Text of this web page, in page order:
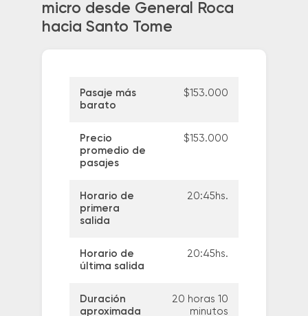
micro desde General Roca
hacia Santo Tome
Pasaje más
barato
$153.000
Precio
promedio de
pasajes
$153.000
Horario de
primera
salida
20:45hs.
Horario de
última salida
20:45hs.
Duración
aproximada
20 horas 10
minutos